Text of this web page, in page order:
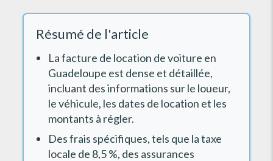
Résumé de l'article
La facture de location de voiture en
Guadeloupe est dense et détaillée,
incluant des informations sur le loueur,
le véhicule, les dates de location et les
montants à régler.
Des frais spécifiques, tels que la taxe
locale de 8,5 %, des assurances